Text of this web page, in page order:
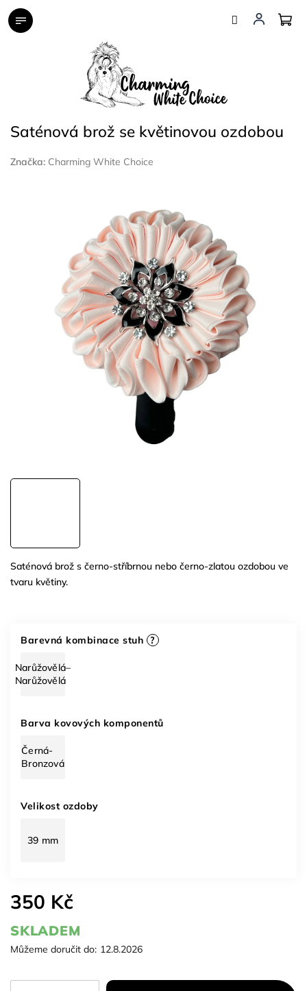
Přejít
na
Saténová brož se květinovou ozdobou
Značka: Charming White Choice
350 Kč
SKLADEM
Můžeme doručit do: 12.8.2026
Barevná kombinace stuh ?
Narůžovělá–
Narůžovělá
Barva kovových komponentů
Černá-
Bronzová
Velikost ozdoby
39 mm
Saténová brož s černo-stříbrnou nebo černo-zlatou ozdobou ve
tvaru květiny.